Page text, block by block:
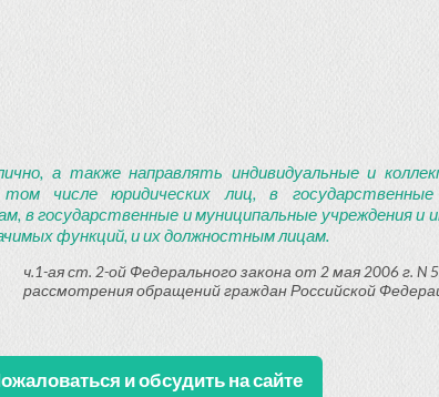
а также направлять индивидуальные и
числе юридических лиц, в
в государственные и муниципальные учреждения и
функций, и их должностным лицам.
ч.1-ая ст. 2-ой Федерального закона от 2 мая 2006 г. N
рассмотрения обращений граждан Российской
и обсудить на сайте